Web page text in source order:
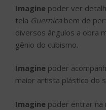
Imagine poder ver
tela Guernica bem de
diversos ângulos a obra
gênio do cubismo.
Imagine poder
maior artista plástico do
Imagine poder entrar na